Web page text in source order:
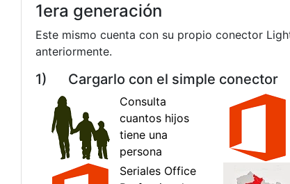
1era generación
Este mismo cuenta con su propio conector
anteriormente.
1) Cargarlo con el simple conector